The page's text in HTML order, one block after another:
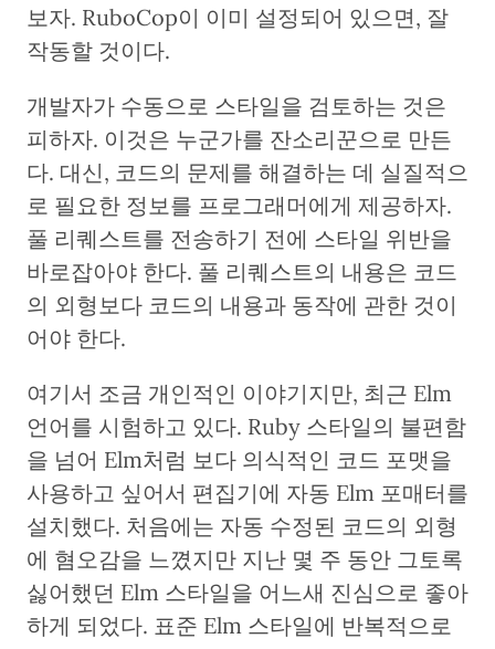
보자. RuboCop이 이미 설정되어 있으면, 잘
작동할 것이다.
개발자가 수동으로 스타일을 검토하는 것은
피하자. 이것은 누군가를 잔소리꾼으로 만든
다. 대신, 코드의 문제를 해결하는 데 실질적으
로 필요한 정보를 프로그래머에게 제공하자.
풀 리퀘스트를 전송하기 전에 스타일 위반을
바로잡아야 한다. 풀 리퀘스트의 내용은 코드
의 외형보다 코드의 내용과 동작에 관한 것이
어야 한다.
여기서 조금 개인적인 이야기지만, 최근 Elm
언어를 시험하고 있다. Ruby 스타일의 불편함
을 넘어 Elm처럼 보다 의식적인 코드 포맷을
사용하고 싶어서 편집기에 자동 Elm 포매터를
설치했다. 처음에는 자동 수정된 코드의 외형
에 혐오감을 느꼈지만 지난 몇 주 동안 그토록
싫어했던 Elm 스타일을 어느새 진심으로 좋아
하게 되었다. 표준 Elm 스타일에 반복적으로